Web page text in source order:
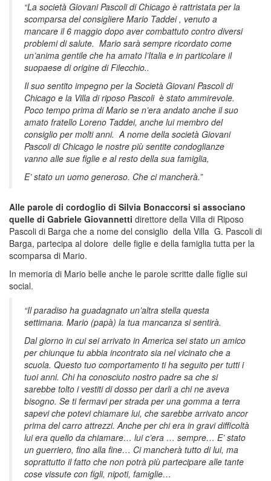
“La società Giovani Pascoli di Chicago è rattristata per la
scomparsa del consigliere Mario Taddei , venuto a
mancare il 6 maggio dopo aver combattuto contro diversi
problemi di salute. Mario sarà sempre ricordato come
un’anima gentile che ha amato l’Italia e in particolare il
suopaese di origine di Filecchio..
Il suo sentito impegno per la Società Giovani Pascoli di
Chicago e la Villa di riposo Pascoli è stato ammirevole.
Poco tempo prima di Mario se n’era andato anche il suo
amato fratello Loreno Taddei, anche lui membro del
consiglio per molti anni. A nome della società Giovani
Pascoli di Chicago le nostre più sentite condoglianze
vanno alle sue figlie e al resto della sua famiglia,
E’ stato un uomo generoso. Che ci mancherà.”
Alle parole di cordoglio di Silvia Bonaccorsi si associano
quelle di Gabriele Giovannetti direttore della Villa di Riposo
Pascoli di Barga che a nome del consiglio della Villa G. Pascoli di
Barga, partecipa al dolore delle figlie e della famiglia tutta per la
scomparsa di Mario.
In memoria di Mario belle anche le parole scritte dalle figlie sui
social.
“Il paradiso ha guadagnato un’altra stella questa
settimana. Mario (papà) la tua mancanza si sentirà.
Dal giorno in cui sei arrivato in America sei stato un amico
per chiunque tu abbia incontrato sia nel vicinato che a
scuola. Questo tuo comportamento ti ha seguito per tutti i
tuoi anni. Chi ha conosciuto nostro padre sa che si
sarebbe tolto i vestiti di dosso per darli a chi ne aveva
bisogno. Se ti fermavi per strada per una gomma a terra
sapevi che potevi chiamare lui, che sarebbe arrivato ancor
prima del carro attrezzi. Anche per chi era in gravi difficoltà
lui era quello da chiamare… lui c’era … sempre… E’ stato
un guerriero, fino alla fine… Ci mancherà tutto di lui, ma
soprattutto il fatto che non potrà più partecipare alle tante
cose vissute con figli, nipoti, famiglie…